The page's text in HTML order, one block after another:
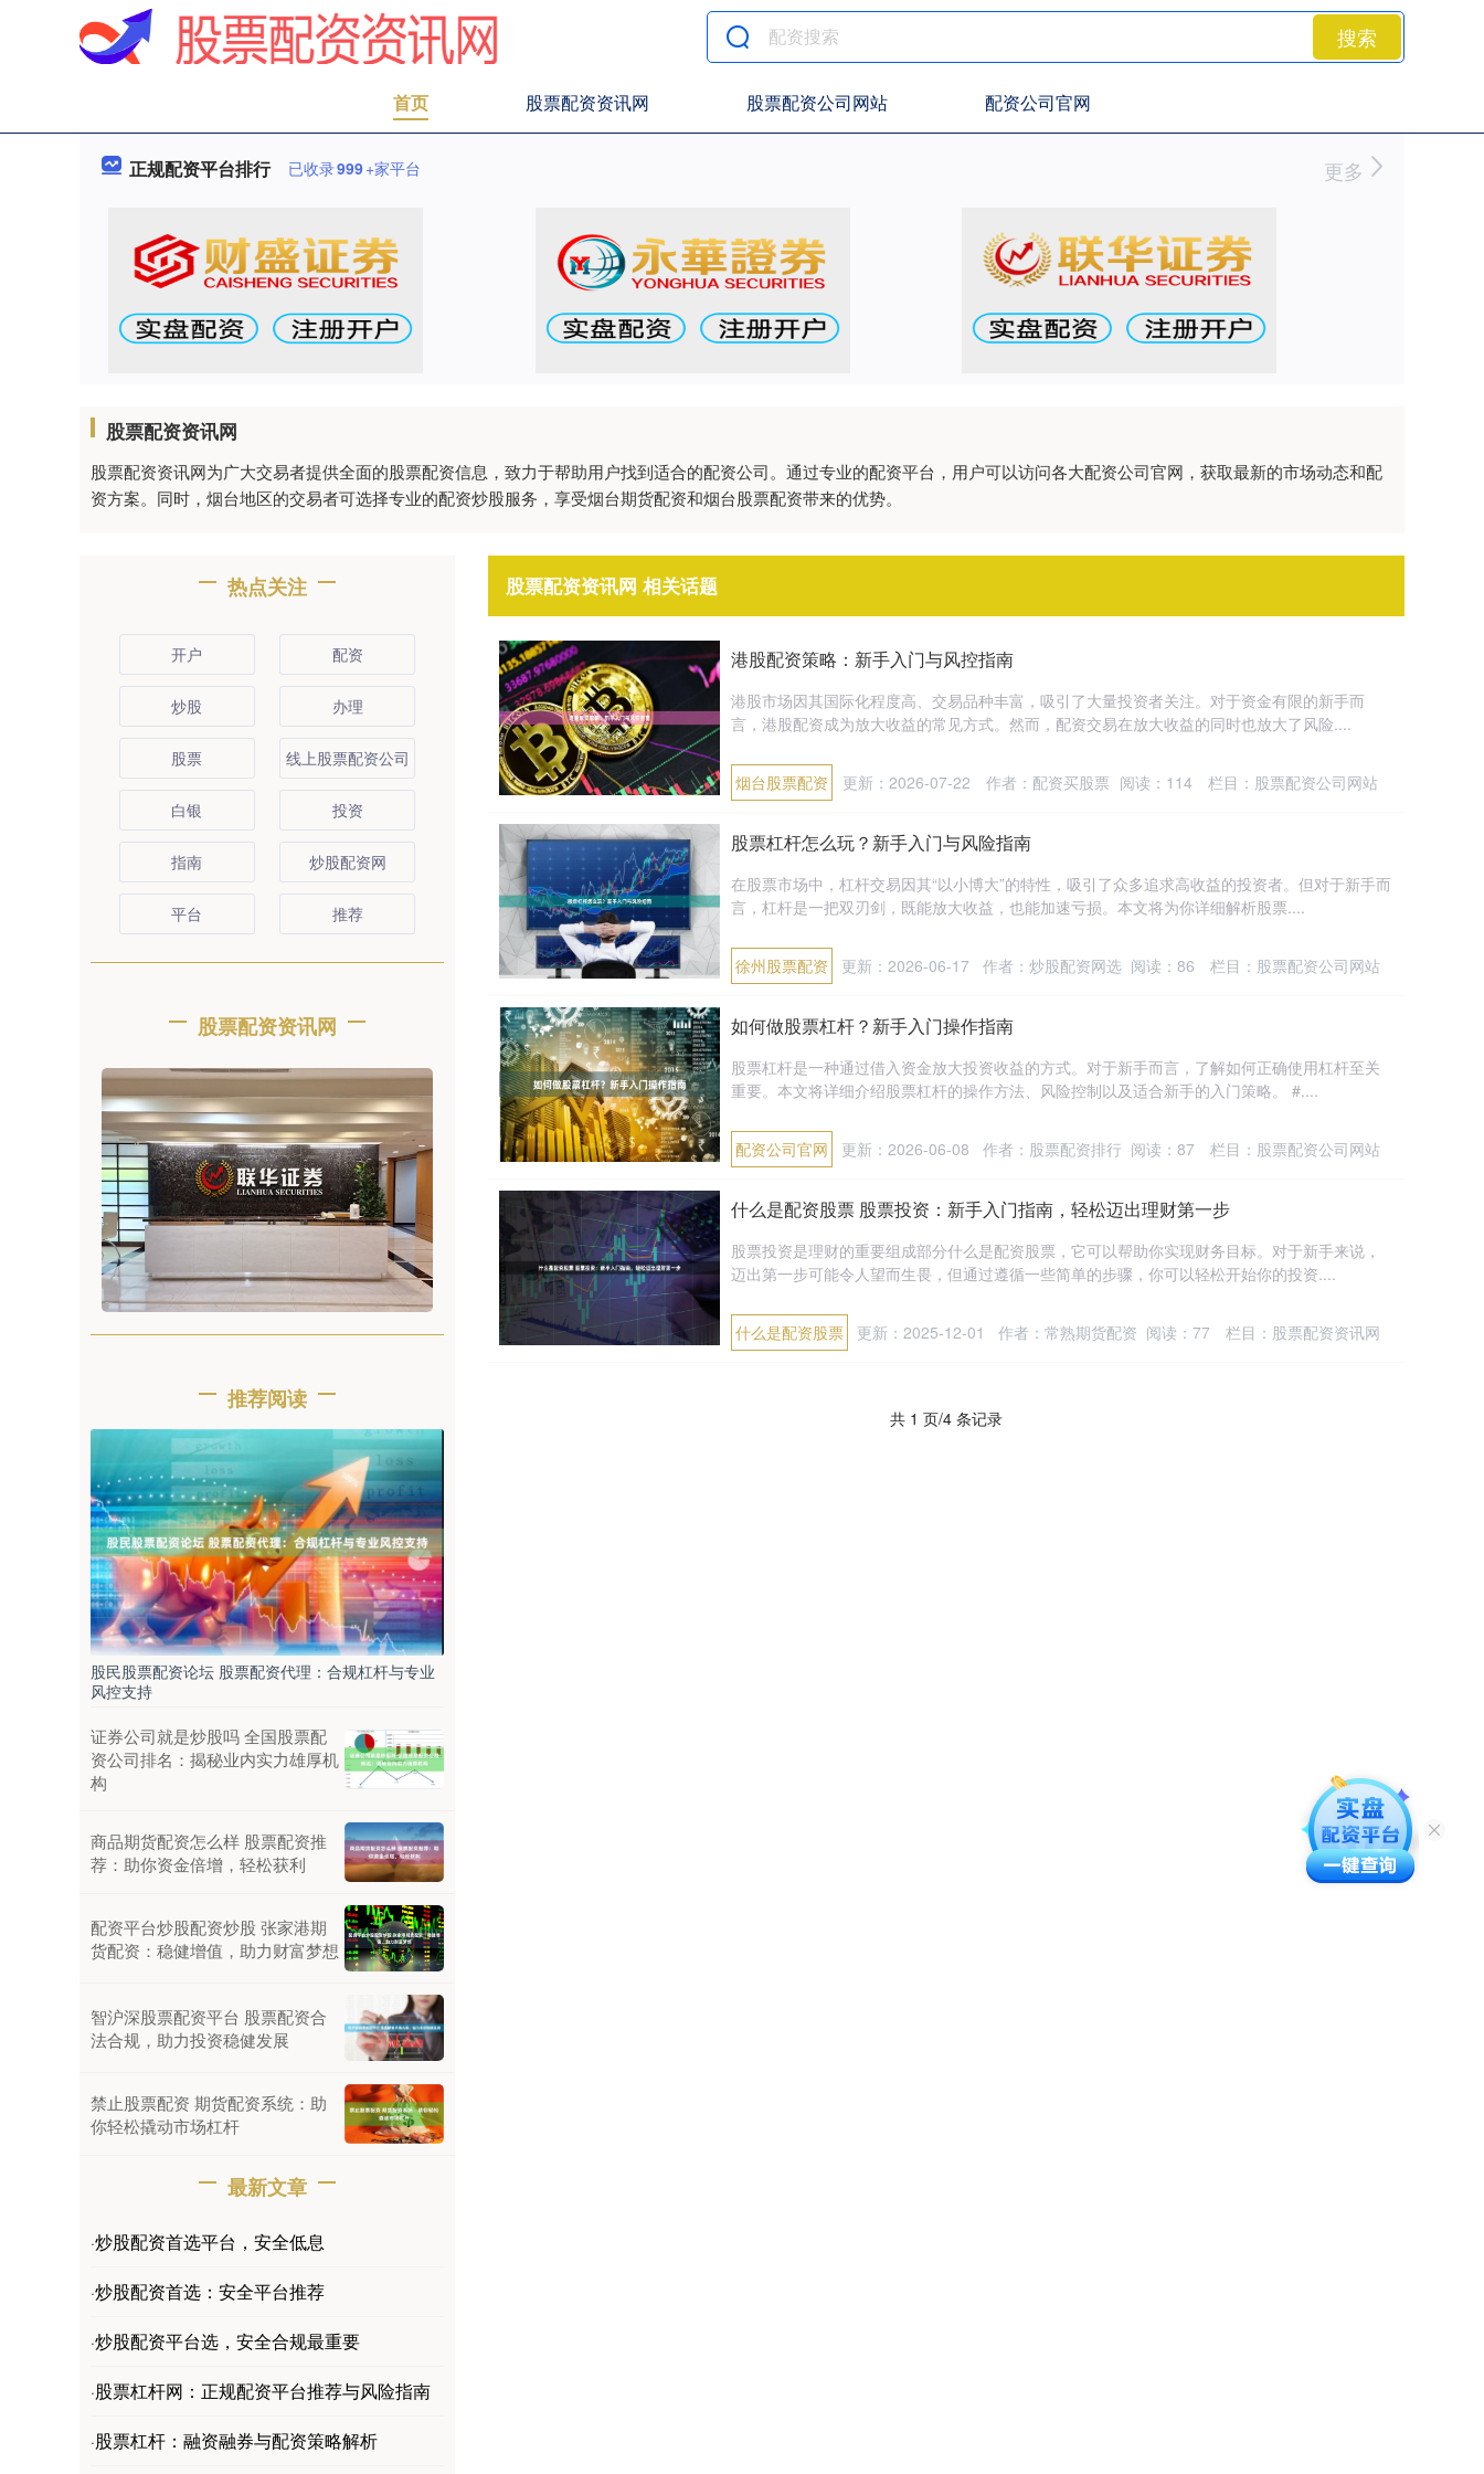
搜索
首页 股票配资资讯网 股票配资公司网站 配资公司官网
正规配资平台排行 已收录999+家平台 更多
股票配资资讯网
股票配资资讯网为广大交易者提供全面的股票配资信息，致力于帮助用户找到适合的配资公司。通过专业的配资平台，用户可以访问各大配资公司官网，获取最新的市场动态和配
资方案。同时，烟台地区的交易者可选择专业的配资炒股服务，享受烟台期货配资和烟台股票配资带来的优势。
股票配资资讯网 相关话题
港股配资策略：新手入门与风控指南
港股市场因其国际化程度高、交易品种丰富，吸引了大量投资者关注。对于资金有限的新手而
言，港股配资成为放大收益的常见方式。然而，配资交易在放大收益的同时也放大了风险....
烟台股票配资 更新：2026-07-22 作者：配资买股票 阅读： 114 栏目： 股票配资公司网站
股票杠杆怎么玩？新手入门与风险指南
在股票市场中，杠杆交易因其“以小博大”的特性，吸引了众多追求高收益的投资者。但对于新手而
言，杠杆是一把双刃剑，既能放大收益，也能加速亏损。本文将为你详细解析股票....
徐州股票配资 更新：2026-06-17 作者：炒股配资网选 阅读： 86 栏目： 股票配资公司网站
如何做股票杠杆？新手入门操作指南
股票杠杆是一种通过借入资金放大投资收益的方式。对于新手而言，了解如何正确使用杠杆至关
重要。本文将详细介绍股票杠杆的操作方法、风险控制以及适合新手的入门策略。 #....
配资公司官网 更新：2026-06-08 作者：股票配资排行 阅读： 87 栏目： 股票配资公司网站
什么是配资股票 股票投资：新手入门指南，轻松迈出理财第一步
股票投资是理财的重要组成部分什么是配资股票，它可以帮助你实现财务目标。对于新手来说，
迈出第一步可能令人望而生畏，但通过遵循一些简单的步骤，你可以轻松开始你的投资....
什么是配资股票 更新：2025-12-01 作者：常熟期货配资 阅读： 77 栏目： 股票配资资讯网
共 1 页/4 条记录
热点关注
开户 配资
炒股 办理
股票 线上股票配资公司
白银 投资
指南 炒股配资网
平台 推荐
股票配资资讯网
推荐阅读
股民股票配资论坛 股票配资代理：合规杠杆与专业
风控支持
证券公司就是炒股吗 全国股票配
资公司排名：揭秘业内实力雄厚机
构
商品期货配资怎么样 股票配资推
荐：助你资金倍增，轻松获利
配资平台炒股配资炒股 张家港期
货配资：稳健增值，助力财富梦想
智沪深股票配资平台 股票配资合
法合规，助力投资稳健发展
禁止股票配资 期货配资系统：助
你轻松撬动市场杠杆
最新文章
·炒股配资首选平台，安全低息
·炒股配资首选：安全平台推荐
·炒股配资平台选，安全合规最重要
·股票杠杆网：正规配资平台推荐与风险指南
·股票杠杆：融资融券与配资策略解析